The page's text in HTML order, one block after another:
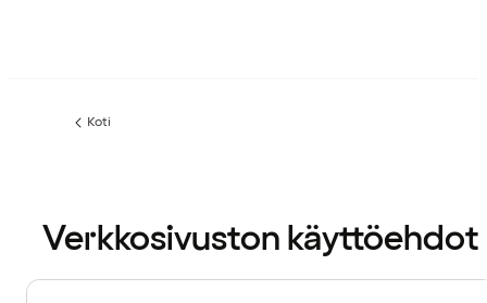
Koti
Verkkosivuston käyttöehdot